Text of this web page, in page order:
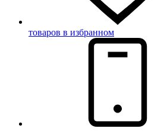
товаров в избранном